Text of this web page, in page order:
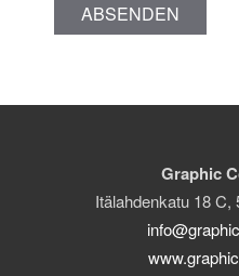
ABSENDEN
Graphic
Itälahdenkatu 18